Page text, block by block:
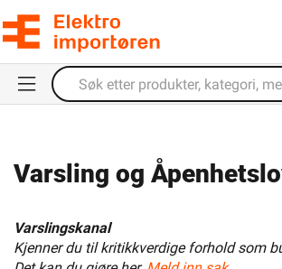
Varsling og
Varslingskanal
Kjenner du til kritikkverdige forhold som